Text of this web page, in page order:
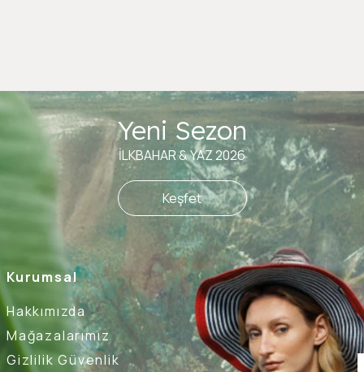
Kurumsal
Hakkımızda
Mağazalarımız
Gizlilik Güvenlik
Yeni Sezon
İLKBAHAR & YAZ 2026
Keşfet